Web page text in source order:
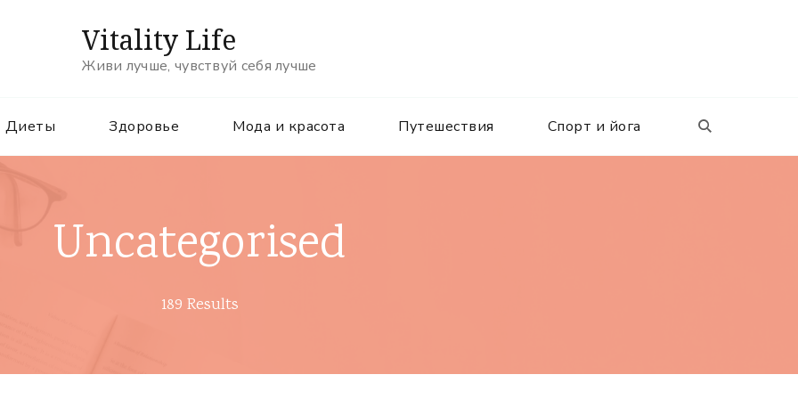
Vitality Life
Живи лучше, чувствуй себя лучше
Диеты Здоровье Мода и красота Путешествия Спорт и йога
Uncategorised
189 Results